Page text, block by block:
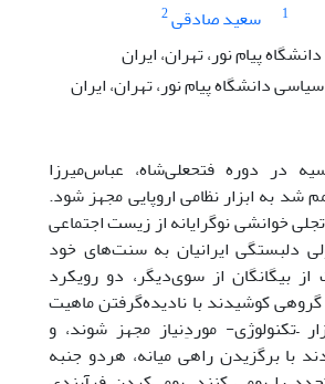
1 سعید صادقی2
پیام نور، تهران، ایران
دانشگاه پیام نور، تهران، ایران
در دوره فتحعلی‌شاه، عباس‌میرزا
شد به ابزار نظامی اروپایی مجهز شود.
خوانشی نوگرایانه از زیست اجتماعی
دلبستگی ایرانیان به سنت‌های خود
بیگانگان از سوی‌دیگر، دو رویکرد
کوشیدند با نادیده‌گرفتن ماهیت
–تکنولوژی- موردِنیاز مجهز شوند، و
با برگزیدن راهی میانه، هردو جنبه